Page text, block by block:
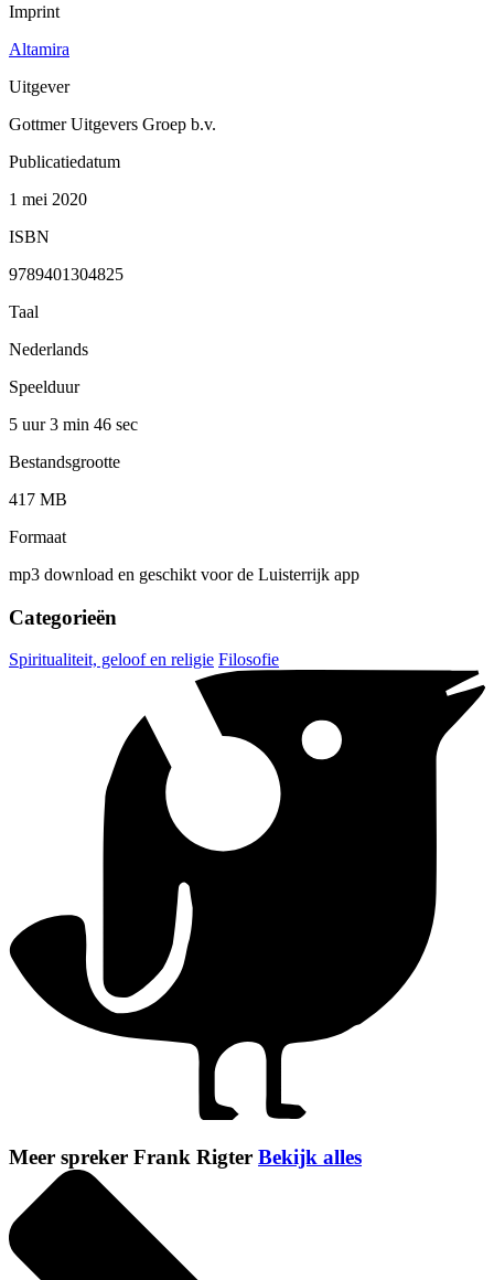
Imprint
Altamira
Uitgever
Gottmer Uitgevers Groep b.v.
Publicatiedatum
1 mei 2020
ISBN
9789401304825
Taal
Nederlands
Speelduur
5 uur 3 min 46 sec
Bestandsgrootte
417 MB
Formaat
mp3 download en geschikt voor de Luisterrijk app
Categorieën
Spiritualiteit, geloof en religie Filosofie
Meer spreker Frank Rigter Bekijk alles